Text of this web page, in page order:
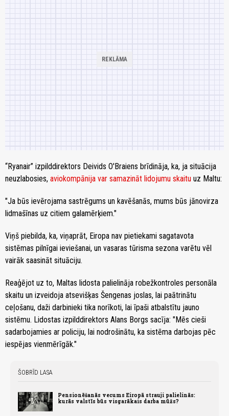
“Ryanair” izpilddirektors Deivids O'Braiens brīdināja, ka, ja situācija
neuzlabosies, aviokompānija var samazināt lidojumu skaitu uz Maltu:
"Ja būs ievērojama sastrēgums un kavēšanās, mums būs jānovirza
lidmašīnas uz citiem galamērķiem."
Viņš piebilda, ka, viņaprāt, Eiropa nav pietiekami sagatavota
sistēmas pilnīgai ieviešanai, un vasaras tūrisma sezona varētu vēl
vairāk saasināt situāciju.
Reaģējot uz to, Maltas lidosta palielināja robežkontroles personāla
skaitu un izveidoja atsevišķas Šengenas joslas, lai paātrinātu
ceļošanu, daži darbinieki tika norīkoti, lai īpaši atbalstītu jauno
sistēmu. Lidostas izpilddirektors Alans Borgs sacīja: "Mēs cieši
sadarbojamies ar policiju, lai nodrošinātu, ka sistēma darbojas pēc
iespējas vienmērīgāk."
ŠOBRĪD LASA
Pensionēšanās vecums Eiropā strauji palielinās:
kurās valstīs būs visgarākais darba mūžs?